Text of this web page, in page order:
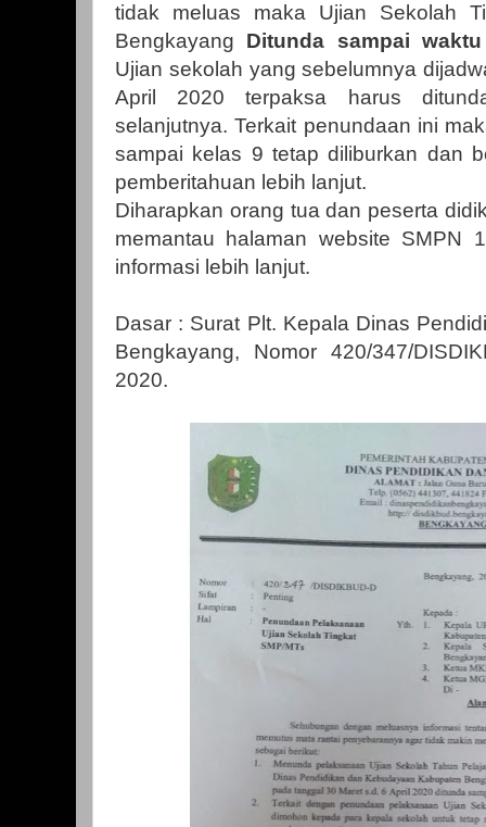
tidak meluas maka Ujian Sekolah
Bengkayang Ditunda sampai
Ujian sekolah yang sebelumnya
April 2020 terpaksa harus
selanjutnya. Terkait penundaan ini
sampai kelas 9 tetap diliburkan dan
pemberitahuan lebih lanjut.
Diharapkan orang tua dan peserta
memantau halaman website SMPN
informasi lebih lanjut.
Dasar : Surat Plt. Kepala Dinas
Bengkayang, Nomor 420/347/
2020.